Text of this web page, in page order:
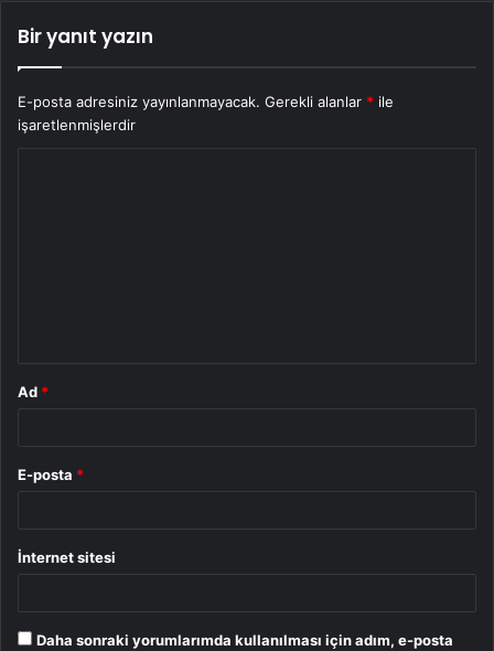
Bir yanıt yazın
E-posta adresiniz yayınlanmayacak. Gerekli alanlar * ile
işaretlenmişlerdir
Ad *
E-posta *
İnternet sitesi
Daha sonraki yorumlarımda kullanılması için adım, e-posta